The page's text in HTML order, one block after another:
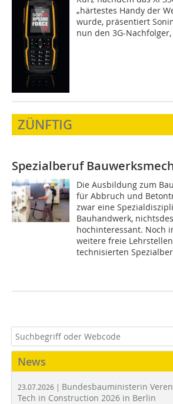
„härtestes Handy der
wurde, präsentiert
nun den 3G-
ZÜNFTIG
Spezialberuf
Die Ausbildung zum
für Abbruch und
zwar eine
Bauhandwerk,
hochinteressant. Noch
weitere freie
technisierten
News
23.07.2026 | Bundesbauministerin
Tech in Construction 2026 in Berlin